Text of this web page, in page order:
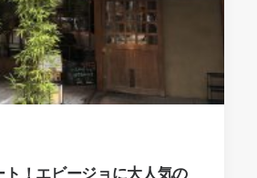
ト！エビージョに大人気の